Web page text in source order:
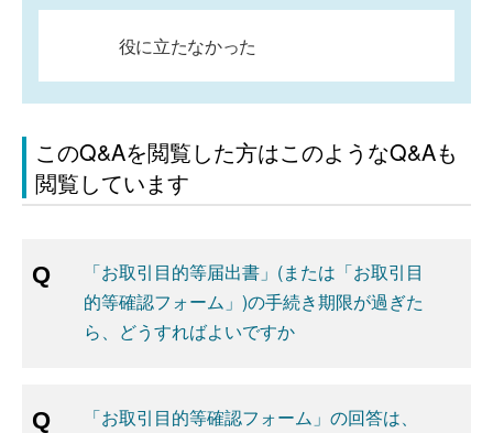
役に立たなかった
このQ&Aを閲覧した方はこのようなQ&Aも
閲覧しています
「お取引目的等届出書」(または「お取引目
的等確認フォーム」)の手続き期限が過ぎた
ら、どうすればよいですか
「お取引目的等確認フォーム」の回答は、